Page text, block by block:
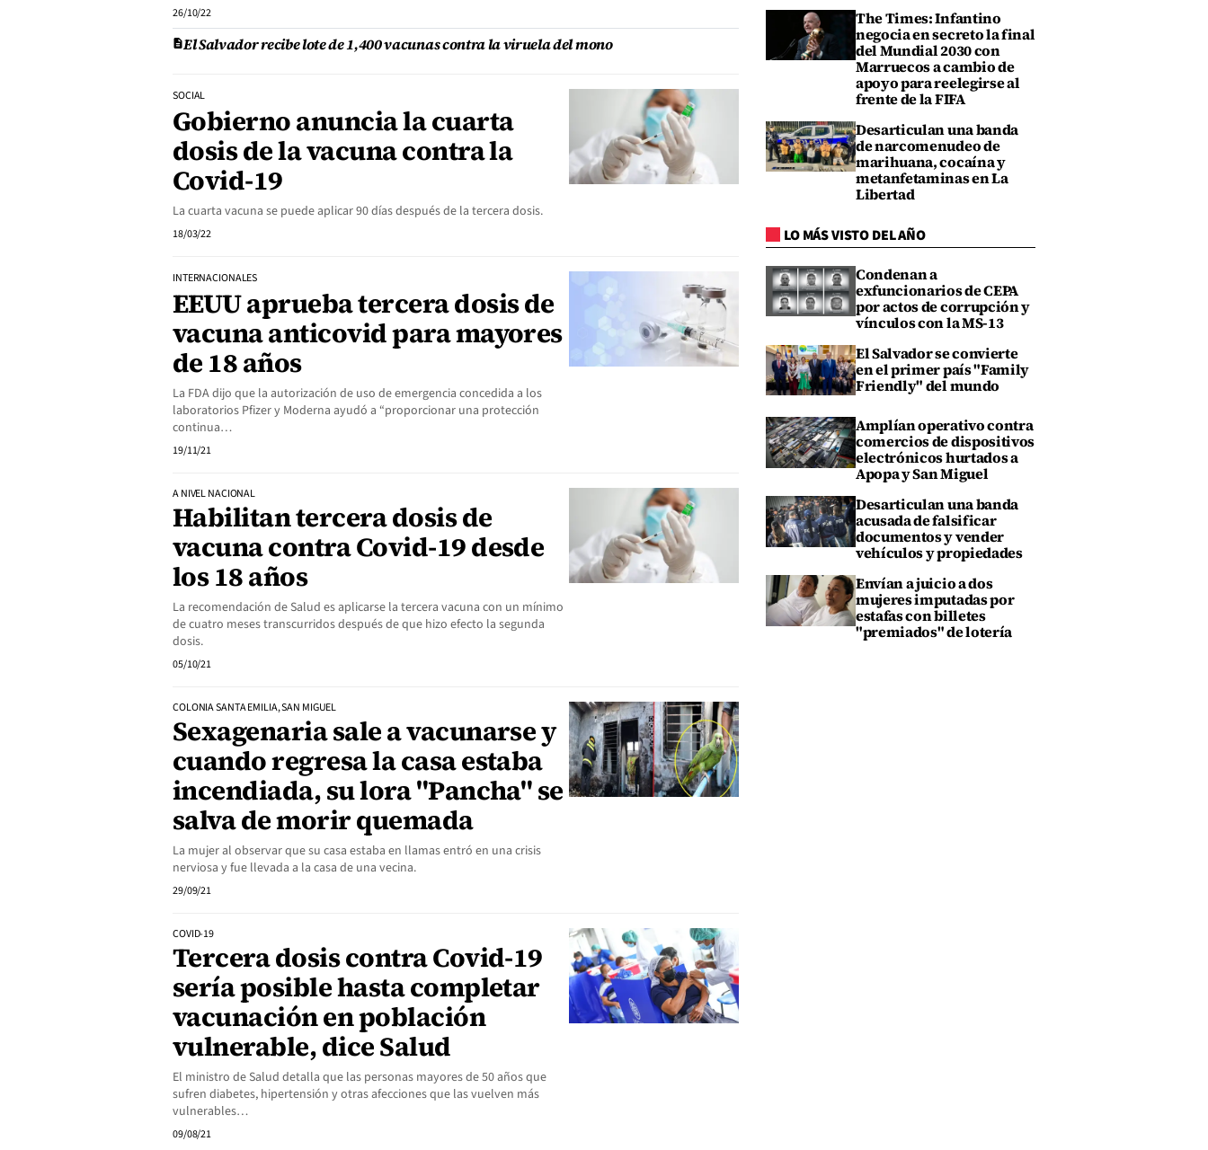
26/10/22
El Salvador recibe lote de 1,400 vacunas contra la viruela del mono
SOCIAL
Gobierno anuncia la cuarta
dosis de la vacuna contra la
Covid-19
La cuarta vacuna se puede aplicar 90 días después de la tercera dosis.
18/03/22
INTERNACIONALES
EEUU aprueba tercera dosis de
vacuna anticovid para mayores
de 18 años
La FDA dijo que la autorización de uso de emergencia concedida a los
laboratorios Pfizer y Moderna ayudó a “proporcionar una protección
continua…
19/11/21
A NIVEL NACIONAL
Habilitan tercera dosis de
vacuna contra Covid-19 desde
los 18 años
La recomendación de Salud es aplicarse la tercera vacuna con un mínimo
de cuatro meses transcurridos después de que hizo efecto la segunda
dosis.
05/10/21
COLONIA SANTA EMILIA, SAN MIGUEL
Sexagenaria sale a vacunarse y
cuando regresa la casa estaba
incendiada, su lora "Pancha" se
salva de morir quemada
La mujer al observar que su casa estaba en llamas entró en una crisis
nerviosa y fue llevada a la casa de una vecina.
29/09/21
COVID-19
Tercera dosis contra Covid-19
sería posible hasta completar
vacunación en población
vulnerable, dice Salud
El ministro de Salud detalla que las personas mayores de 50 años que
sufren diabetes, hipertensión y otras afecciones que las vuelven más
vulnerables…
09/08/21
The Times: Infantino
negocia en secreto la final
del Mundial 2030 con
Marruecos a cambio de
apoyo para reelegirse al
frente de la FIFA
Desarticulan una banda
de narcomenudeo de
marihuana, cocaína y
metanfetaminas en La
Libertad
LO MÁS VISTO DEL AÑO
Condenan a
exfuncionarios de CEPA
por actos de corrupción y
vínculos con la MS-13
El Salvador se convierte
en el primer país "Family
Friendly" del mundo
Amplían operativo contra
comercios de dispositivos
electrónicos hurtados a
Apopa y San Miguel
Desarticulan una banda
acusada de falsificar
documentos y vender
vehículos y propiedades
Envían a juicio a dos
mujeres imputadas por
estafas con billetes
"premiados" de lotería